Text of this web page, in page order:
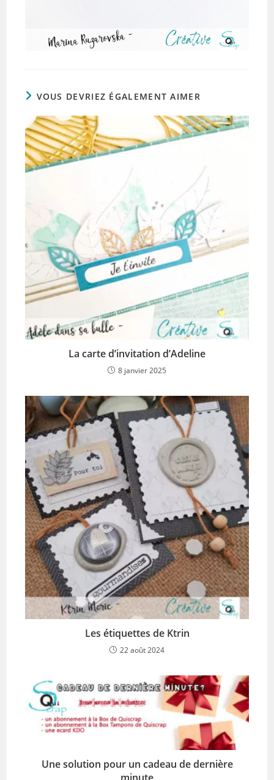
VOUS DEVRIEZ ÉGALEMENT AIMER
La carte d’invitation d’Adeline
8 janvier 2025
Les étiquettes de Ktrin
22 août 2024
Une solution pour un cadeau de dernière